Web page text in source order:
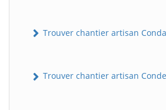
Trouver chantier artisan
Trouver chantier artisan